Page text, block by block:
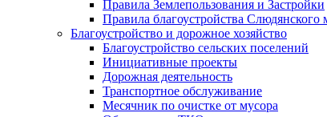
Правила Землепользования и Застройки
Правила благоустройства
Благоустройство и дорожное хозяйство
Благоустройство сельских поселений
Инициативные проекты
Дорожная деятельность
Транспортное обслуживание
Месячник по очистке от мусора